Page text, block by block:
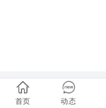
首页 动态